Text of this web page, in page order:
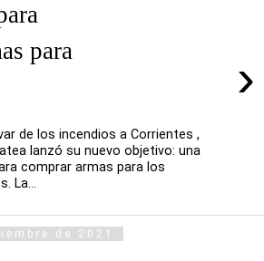
para
›
de los incendios a Corrientes ,
lanzó su nuevo objetivo: una
comprar armas para los
La...
de 2021